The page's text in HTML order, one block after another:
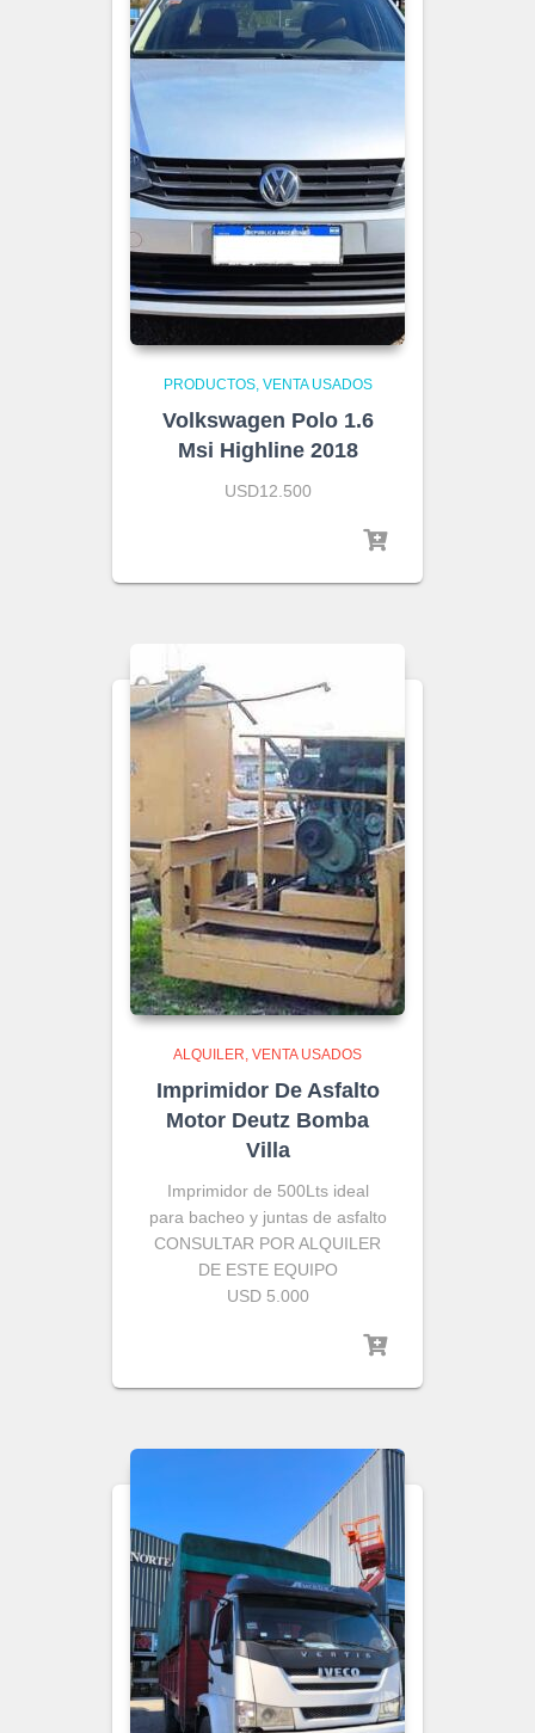
PRODUCTOS VENTA USADOS
Volkswagen Polo 1.6
Msi Highline 2018
USD12.500
ALQUILER VENTA USADOS
Imprimidor De Asfalto
Motor Deutz Bomba
Villa
Imprimidor de 500Lts ideal
para bacheo y juntas de asfalto
CONSULTAR POR ALQUILER
DE ESTE EQUIPO
USD 5.000